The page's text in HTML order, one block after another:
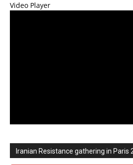
Video Player
Iranian Resistance gathering in Paris